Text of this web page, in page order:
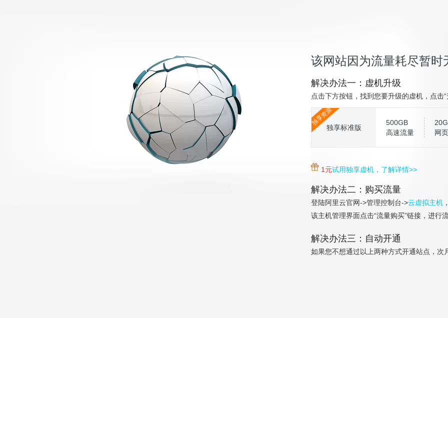
该网站因为流量耗尽暂时
解决办法一：虚机升级
点击下方按钮，找到您要升级的虚机，点击
独享资源
独享标准版
500GB
高速流量
网
1元试用独享虚机，了解详情>>
解决办法二：购买流量
登陆阿里云官网->管理控制台->云虚拟主机
该主机管理界面点击“流量购买”链接，进行
解决办法三：自动开通
如果您不想通过以上两种方式开通站点，次